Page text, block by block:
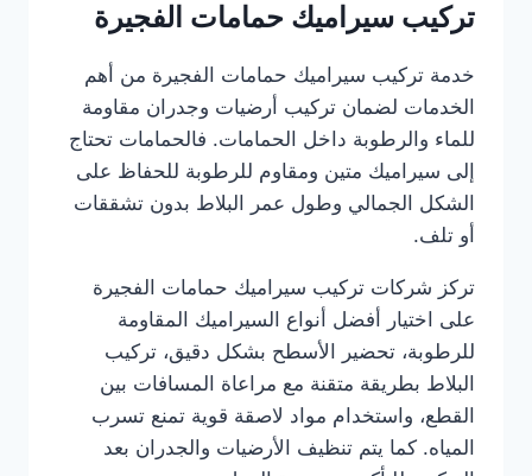
تركيب سيراميك حمامات الفجيرة
خدمة تركيب سيراميك حمامات الفجيرة من أهم
الخدمات لضمان تركيب أرضيات وجدران مقاومة
للماء والرطوبة داخل الحمامات. فالحمامات تحتاج
إلى سيراميك متين ومقاوم للرطوبة للحفاظ على
الشكل الجمالي وطول عمر البلاط بدون تشققات
أو تلف.
تركز شركات تركيب سيراميك حمامات الفجيرة
على اختيار أفضل أنواع السيراميك المقاومة
للرطوبة، تحضير الأسطح بشكل دقيق، تركيب
البلاط بطريقة متقنة مع مراعاة المسافات بين
القطع، واستخدام مواد لاصقة قوية تمنع تسرب
المياه. كما يتم تنظيف الأرضيات والجدران بعد